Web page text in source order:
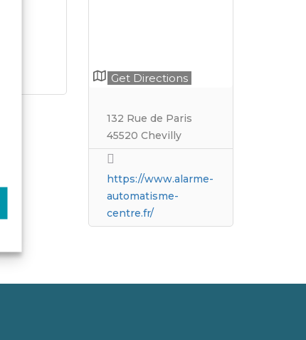
Get Directions
132 Rue de Paris
45520 Chevilly
https://www.alarme-
automatisme-
centre.fr/